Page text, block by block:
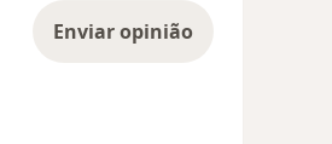
Enviar opinião